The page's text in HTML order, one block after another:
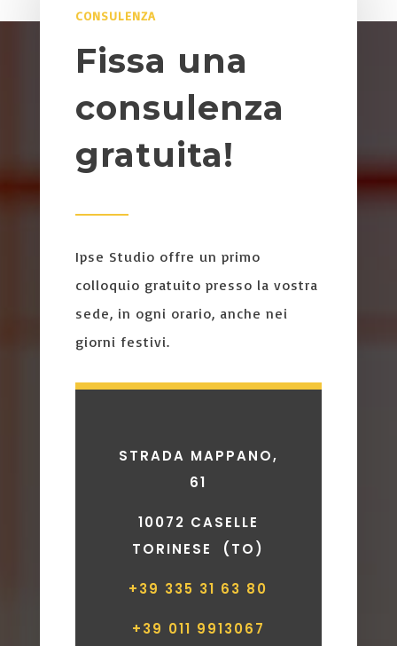
CONSULENZA
Fissa una
consulenza
gratuita!
Ipse Studio offre un primo
colloquio gratuito presso la vostra
sede, in ogni orario, anche nei
giorni festivi.
STRADA MAPPANO,
61
10072 CASELLE
TORINESE (TO)
+39 335 31 63 80
+39 011 9913067